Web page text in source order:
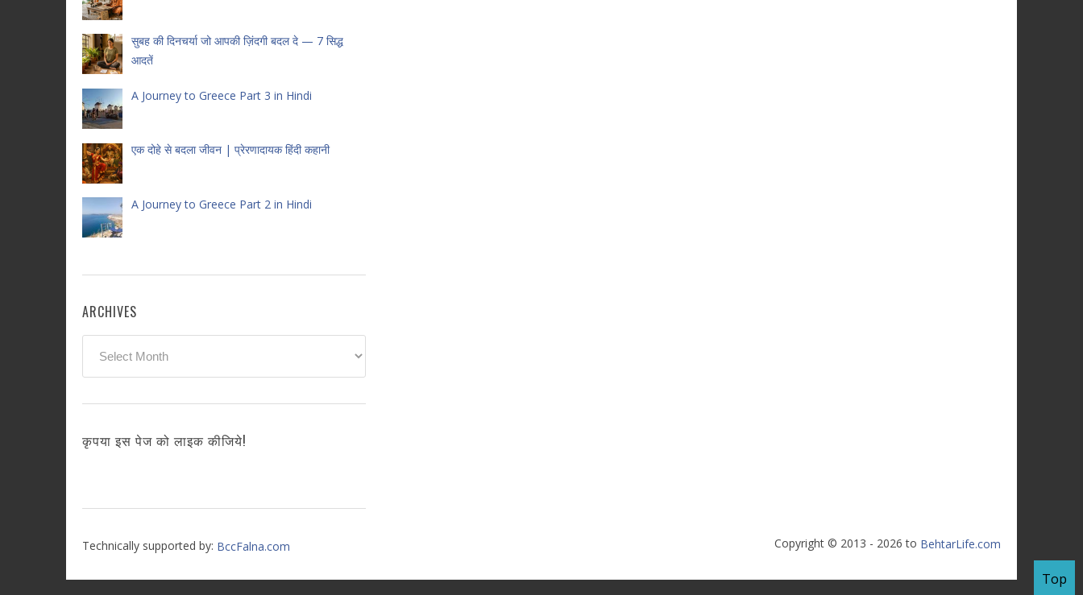
सुबह की दिनचर्या जो आपकी ज़िंदगी बदल दे — 7 सिद्ध
आदतें
A Journey to Greece Part 3 in Hindi
एक दोहे से बदला जीवन | प्रेरणादायक हिंदी कहानी
A Journey to Greece Part 2 in Hindi
ARCHIVES
कृपया इस पेज को लाइक कीजिये!
Technically supported by: BccFalna.com Copyright © 2013 - 2026 to BehtarLife.com
Top